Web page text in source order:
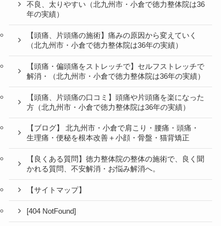
不良、太りやすい（北九州市・小倉で徳力整体院は36
年の実績）
【頭痛、片頭痛の施術】痛みの原因から変えていく
（北九州市・小倉で徳力整体院は36年の実績）
【頭痛・偏頭痛をストレッチで】セルフストレッチで
解消・（北九州市・小倉で徳力整体院は36年の実績）
【頭痛、片頭痛の口コミ】頭痛や片頭痛を楽になった
方（北九州市・小倉で徳力整体院は36年の実績）
【ブログ】 北九州市・小倉で肩こり・腰痛・頭痛・
生理痛・便秘を根本改善＋小顔・骨盤・猫背矯正
【良くある質問】徳力整体院の整体の施術で、良く聞
かれる質問、不安解消・お悩み解消へ。
【サイトマップ】
[404 NotFound]